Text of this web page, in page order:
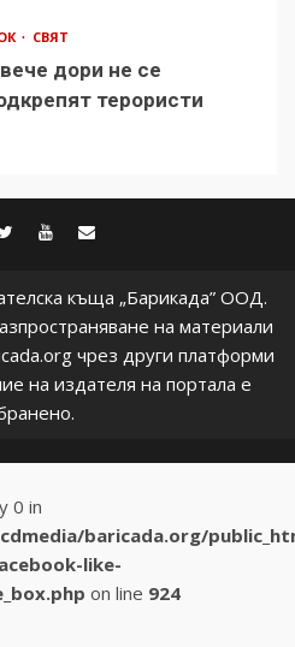
СВЯТ
дори не се
терористи
youtube
къща „Барикада” ООД.
на материали
чрез други платформи
на издателя на портала е
0 in
baricada.org/
like-
on line 924